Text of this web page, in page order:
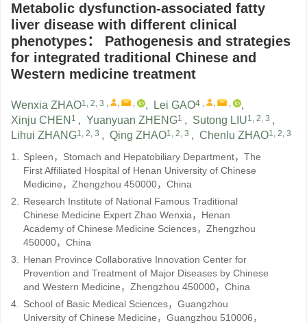
Metabolic dysfunction-associated fatty
liver disease with different clinical
phenotypes： Pathogenesis and strategies
for integrated traditional Chinese and
Western medicine treatment
Wenxia ZHAO1, 2, 3 , , , , Lei GAO4 , , ,
,
Xinju CHEN 1 , Yuanyuan ZHENG1 , Sutong LIU1, 2, 3 ,
Lihui ZHANG1, 2, 3 , Qing ZHAO1, 2, 3 , Chenlu ZHAO1, 2, 3
1. Spleen，Stomach and Hepatobiliary Department，The
First Affiliated Hospital of Henan University of Chinese
Medicine，Zhengzhou 450000，China
2. Research Institute of National Famous Traditional
Chinese Medicine Expert Zhao Wenxia，Henan
Academy of Chinese Medicine Sciences，Zhengzhou
450000，China
3. Henan Province Collaborative Innovation Center for
Prevention and Treatment of Major Diseases by Chinese
and Western Medicine，Zhengzhou 450000，China
4. School of Basic Medical Sciences，Guangzhou
University of Chinese Medicine，Guangzhou 510006，